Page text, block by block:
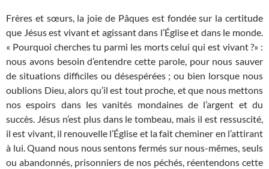
Frères et sœurs, la joie de Pâques est fondée sur la certitude
que Jésus est vivant et agissant dans l’Église et dans le monde.
« Pourquoi cherches tu parmi les morts celui qui est vivant ?» :
nous avons besoin d’entendre cette parole, pour nous sauver
de situations difficiles ou désespérées ; ou bien lorsque nous
oublions Dieu, alors qu’il est tout proche, et que nous mettons
nos espoirs dans les vanités mondaines de l’argent et du
succès. Jésus n’est plus dans le tombeau, mais il est ressuscité,
il est vivant, il renouvelle l’Église et la fait cheminer en l’attirant
à lui. Quand nous nous sentons fermés sur nous-mêmes, seuls
ou abandonnés, prisonniers de nos péchés, réentendons cette